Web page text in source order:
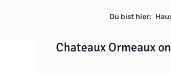
Du bist hier:
Chateaux Ormeaux